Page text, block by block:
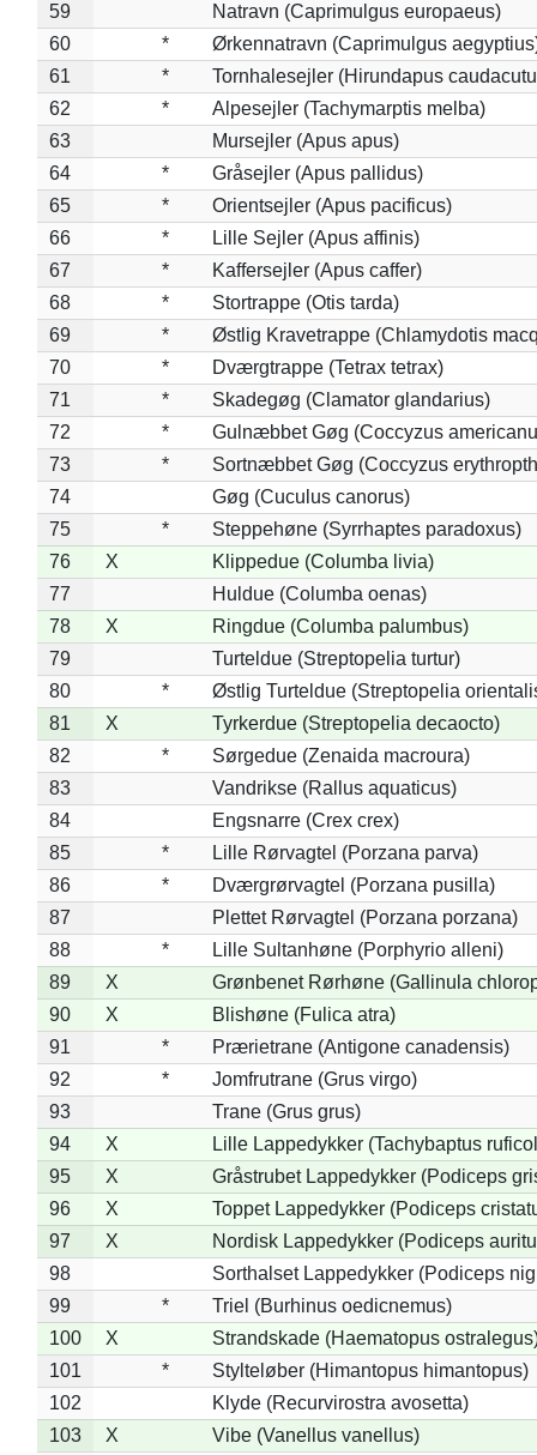
59
Natravn (Caprimulgus europaeus)
60
*
Ørkennatravn (Caprimulgus
61
*
Tornhalesejler (Hirundapus
62
*
Alpesejler (Tachymarptis melba)
63
Mursejler (Apus apus)
64
*
Gråsejler (Apus pallidus)
65
*
Orientsejler (Apus pacificus)
66
*
Lille Sejler (Apus affinis)
67
*
Kaffersejler (Apus caffer)
68
*
Stortrappe (Otis tarda)
69
*
Østlig Kravetrappe (Chlamydotis
70
*
Dværgtrappe (Tetrax tetrax)
71
*
Skadegøg (Clamator glandarius)
72
*
Gulnæbbet Gøg (Coccyzus
73
*
Sortnæbbet Gøg (Coccyzus
74
Gøg (Cuculus canorus)
75
*
Steppehøne (Syrrhaptes paradoxus)
76
X
Klippedue (Columba livia)
77
Huldue (Columba oenas)
78
X
Ringdue (Columba palumbus)
79
Turteldue (Streptopelia turtur)
80
*
Østlig Turteldue (Streptopelia
81
X
Tyrkerdue (Streptopelia decaocto)
82
*
Sørgedue (Zenaida macroura)
83
Vandrikse (Rallus aquaticus)
84
Engsnarre (Crex crex)
85
*
Lille Rørvagtel (Porzana parva)
86
*
Dværgrørvagtel (Porzana pusilla)
87
Plettet Rørvagtel (Porzana porzana)
88
*
Lille Sultanhøne (Porphyrio alleni)
89
X
Grønbenet Rørhøne (Gallinula
90
X
Blishøne (Fulica atra)
91
*
Prærietrane (Antigone canadensis)
92
*
Jomfrutrane (Grus virgo)
93
Trane (Grus grus)
94
X
Lille Lappedykker (Tachybaptus
95
X
Gråstrubet Lappedykker (Podiceps
96
X
Toppet Lappedykker (Podiceps
97
X
Nordisk Lappedykker (Podiceps
98
Sorthalset Lappedykker (Podiceps
99
*
Triel (Burhinus oedicnemus)
100
X
Strandskade (Haematopus
101
*
Stylteløber (Himantopus himantopus)
102
Klyde (Recurvirostra avosetta)
103
X Vibe (Vanellus vanellus)